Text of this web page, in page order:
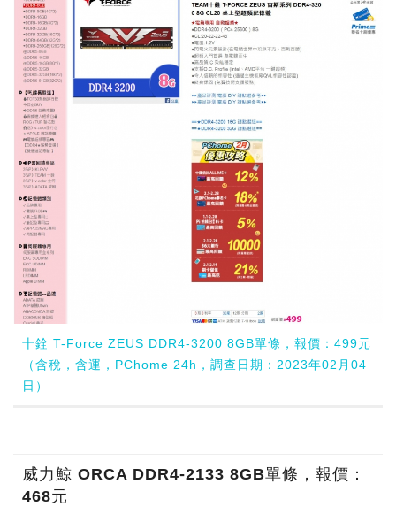
十銓 T-Force ZEUS DDR4-3200 8GB單條，報價：499元
（含稅，含運，PChome 24h，調查日期：2023年02月04
日）
威力鯨 ORCA DDR4-2133 8GB單條，報價：
468元